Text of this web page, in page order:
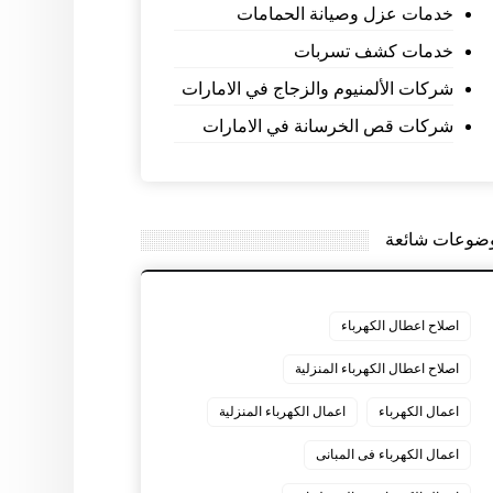
خدمات عزل وصيانة الحمامات
خدمات كشف تسربات
شركات الألمنيوم والزجاج في الامارات
شركات قص الخرسانة في الامارات
شائعة
اصلاح اعطال الكهرباء
اصلاح اعطال الكهرباء المنزلية
اعمال الكهرباء اعمال الكهرباء المنزلية
اعمال الكهرباء فى المبانى